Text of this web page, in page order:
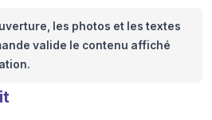
les photos et les textes
valide le contenu affiché